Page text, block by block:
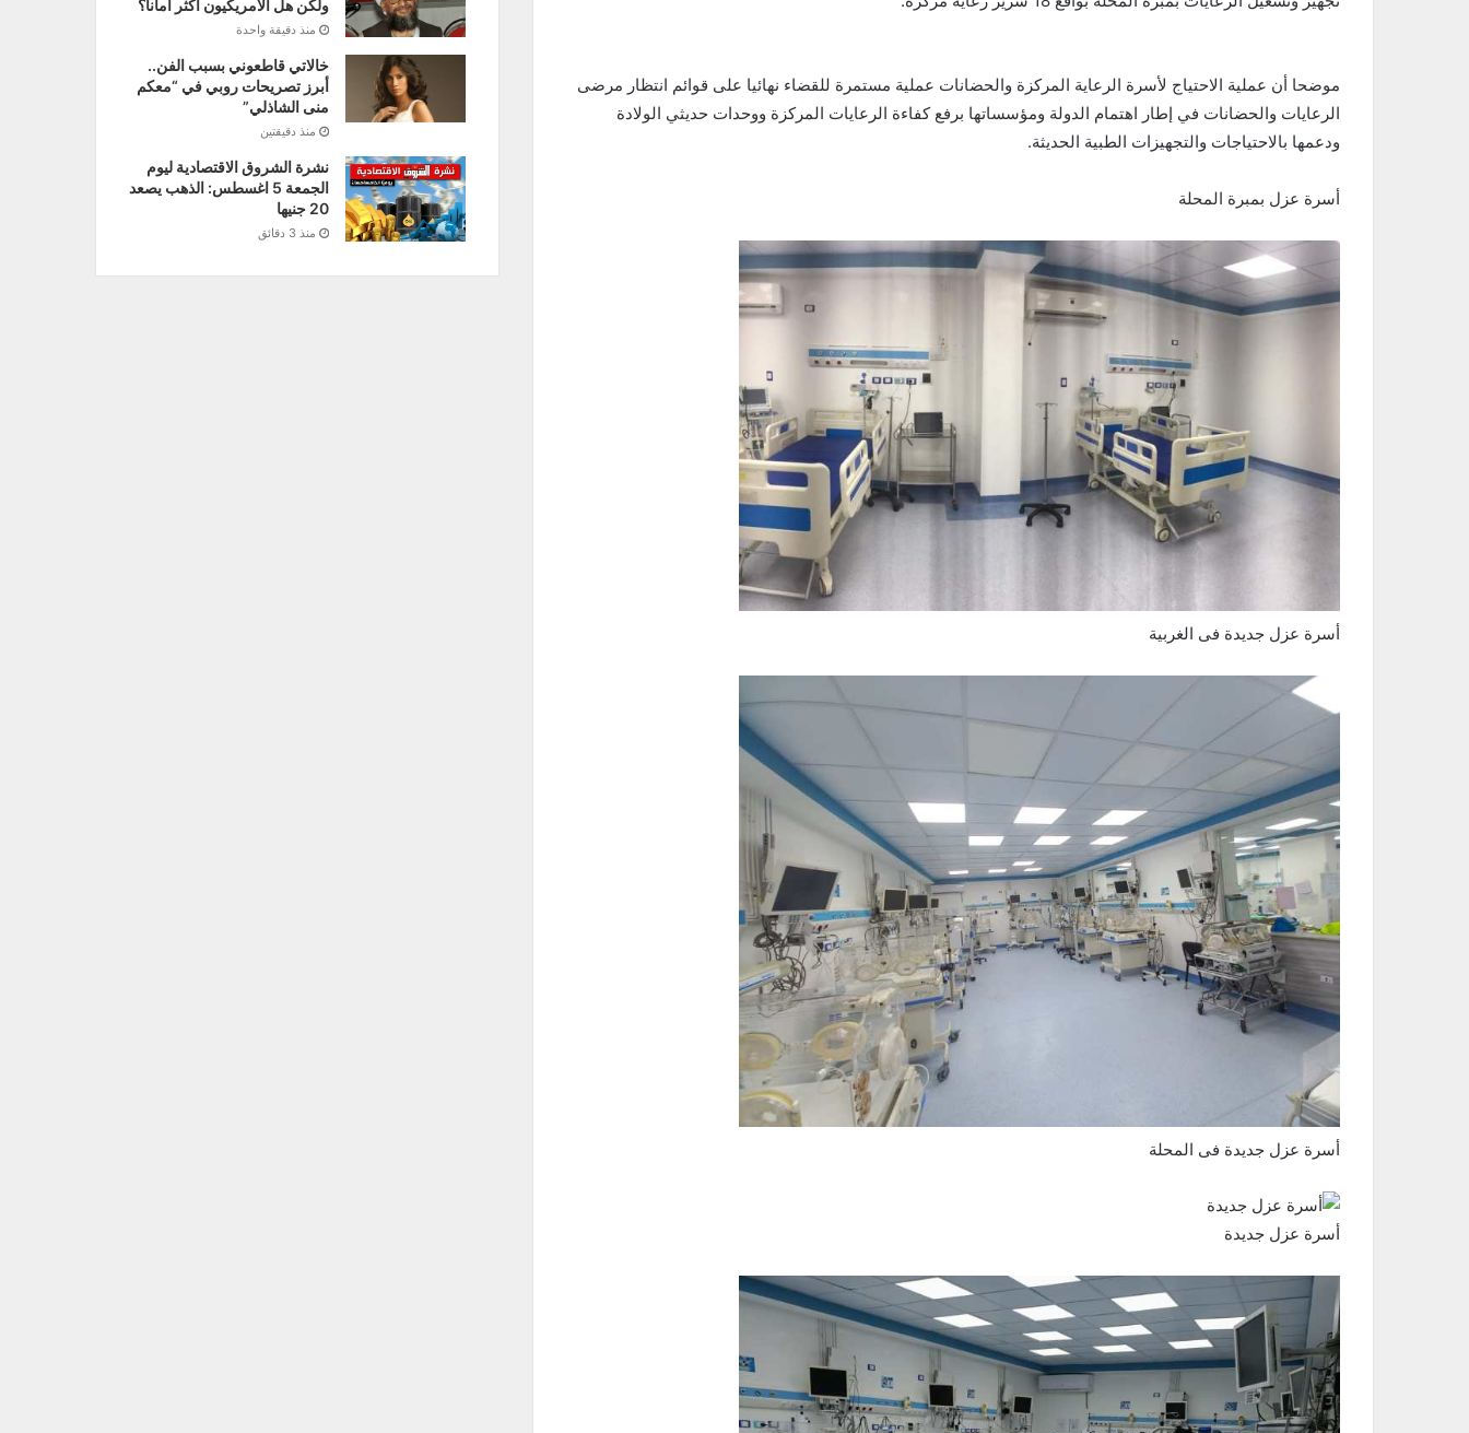
موضحا أن عملية الاحتياج لأسرة الرعاية المركزة والحضانات عملية مستمرة للقضاء نهائيا على قوائم انتظار مرضى
الرعايات والحضانات في إطار اهتمام الدولة ومؤسساتها برفع كفاءة الرعايات المركزة ووحدات حديثي الولادة
ودعمها بالاحتياجات والتجهيزات الطبية الحديثة.
أسرة عزل بمبرة المحلة
أسرة عزل جديدة فى الغربية
أسرة عزل جديدة فى المحلة
أسرة عزل جديدة
ولكن هل الأمريكيون أكثر أمانا؟
منذ دقيقة واحدة
خالاتي قاطعوني بسبب الفن..
أبرز تصريحات روبي في “معكم
منى الشاذلي”
منذ دقيقتين
نشرة الشروق الاقتصادية ليوم
الجمعة 5 اغسطس: الذهب يصعد
20 جنيها
منذ 3 دقائق